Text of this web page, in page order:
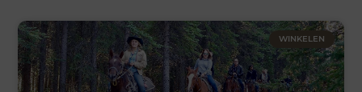
WINKELEN